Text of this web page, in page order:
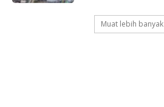
Muat lebih banyak